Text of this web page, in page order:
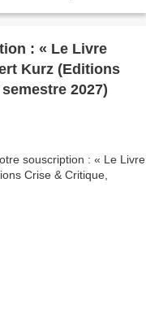
: « Le Livre
Kurz (Editions
2027)